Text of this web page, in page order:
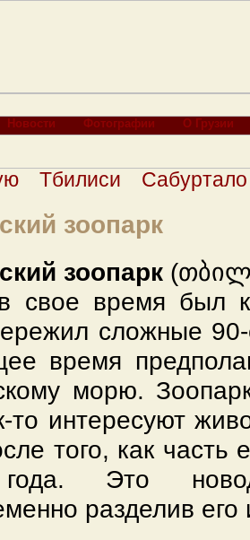
Новости Фотографии О Грузии
Тбилиси Сабуртало
зоопарк
зоопарк
свое время был
сложные
время
морю.
то интересуют
того, как часть
Это
разделив